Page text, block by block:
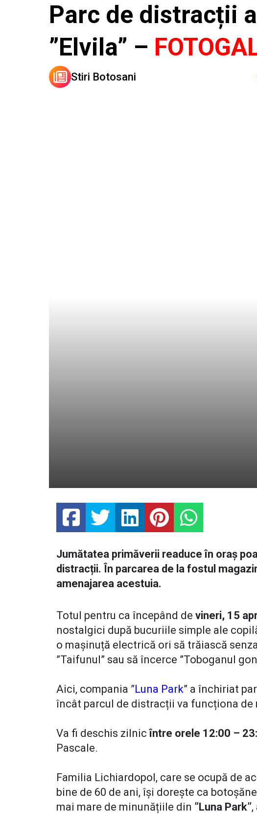
Parc de distracții
”Elvila” –
Stiri Botosani
Jumătatea primăverii readuce în oraș
distracții. În parcarea de la fostul
amenajarea acestuia.
Totul pentru ca începând de vineri, 15
nostalgici după bucuriile simple ale
o mașinuță electrică ori să trăiască
”Taifunul” sau să încerce ”Toboganul
Aici, compania ” Luna Park” a închiriat
încât parcul de distracții va funcționa de
Va fi deschis zilnicîntre orele 12:00 –
Pascale.
Familia Lichiardopol, care se ocupă de
bine de 60 de ani, își dorește ca
mai mare de minunățiile din ”Luna Park”